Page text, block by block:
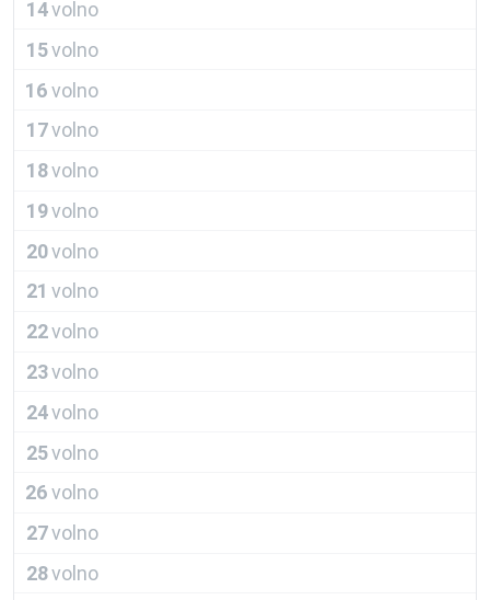
14volno
15volno
16volno
17volno
18volno
19volno
20volno
21 volno
22volno
23volno
24volno
25volno
26volno
27volno
28volno